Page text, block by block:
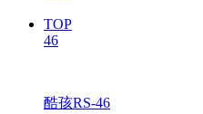
TOP
46
酷孩RS-46